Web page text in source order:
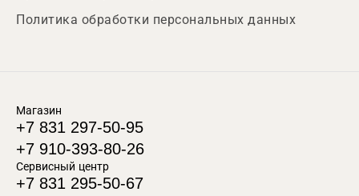
Политика обработки персональных данных
Магазин
+7 831 297-50-95
+7 910-393-80-26
Сервисный центр
+7 831 295-50-67